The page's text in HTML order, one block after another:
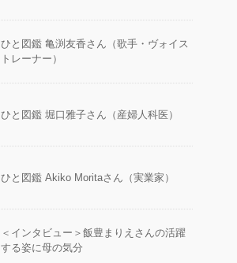
ひと図鑑 亀渕友香さん（歌手・ヴォイス
トレーナー）
ひと図鑑 堀口雅子さん（産婦人科医）
ひと図鑑 Akiko Moritaさん（実業家）
＜インタビュー＞飯豊まりえさんの活躍
する姿に母の気分